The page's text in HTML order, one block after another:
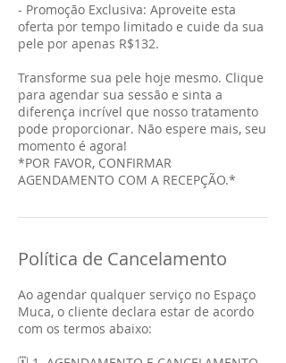
- Promoção Exclusiva: Aproveite esta
oferta por tempo limitado e cuide da sua
pele por apenas R$132.
Transforme sua pele hoje mesmo. Clique
para agendar sua sessão e sinta a
diferença incrível que nosso tratamento
pode proporcionar. Não espere mais, seu
momento é agora!
*POR FAVOR, CONFIRMAR
AGENDAMENTO COM A RECEPÇÃO.*
Política de Cancelamento
Ao agendar qualquer serviço no Espaço
Muca, o cliente declara estar de acordo
com os termos abaixo: